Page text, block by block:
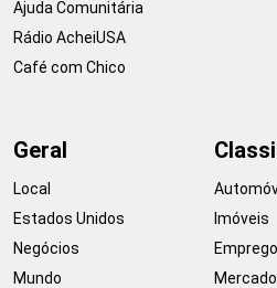
Ajuda Comunitária
Rádio AcheiUSA
Café com Chico
Geral
Local
Estados Unidos
Negócios
Mundo
Imóveis